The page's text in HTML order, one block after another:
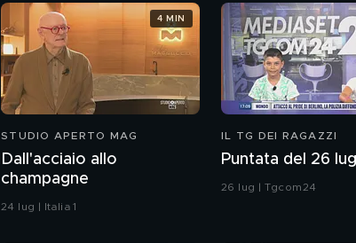
STUDIO APERTO MAG
Dall'acciaio allo
champagne
24 lug | Italia 1
4 MIN
IL TG DEI RAGAZZI
Puntata del 26
26 lug | Tgcom24